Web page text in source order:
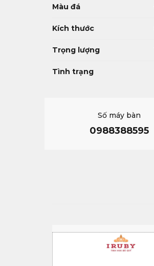
Màu đá
Kích thước
Trọng lượng
Tình trạng
Số máy bàn
0988388595